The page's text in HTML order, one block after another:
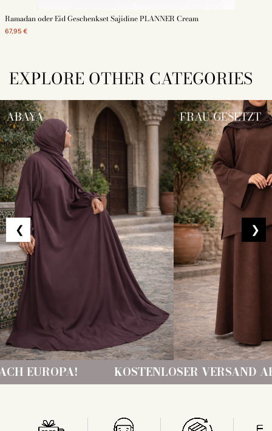
Ramadan oder Eid Geschenkset Sajidine PLANNER Cream
67,95 €
EXPLORE OTHER CATEGORIES
ABAYA FRAU GESETZT
❮ ❯
KOSTENLOSER VERSAND AB 150 € NACH